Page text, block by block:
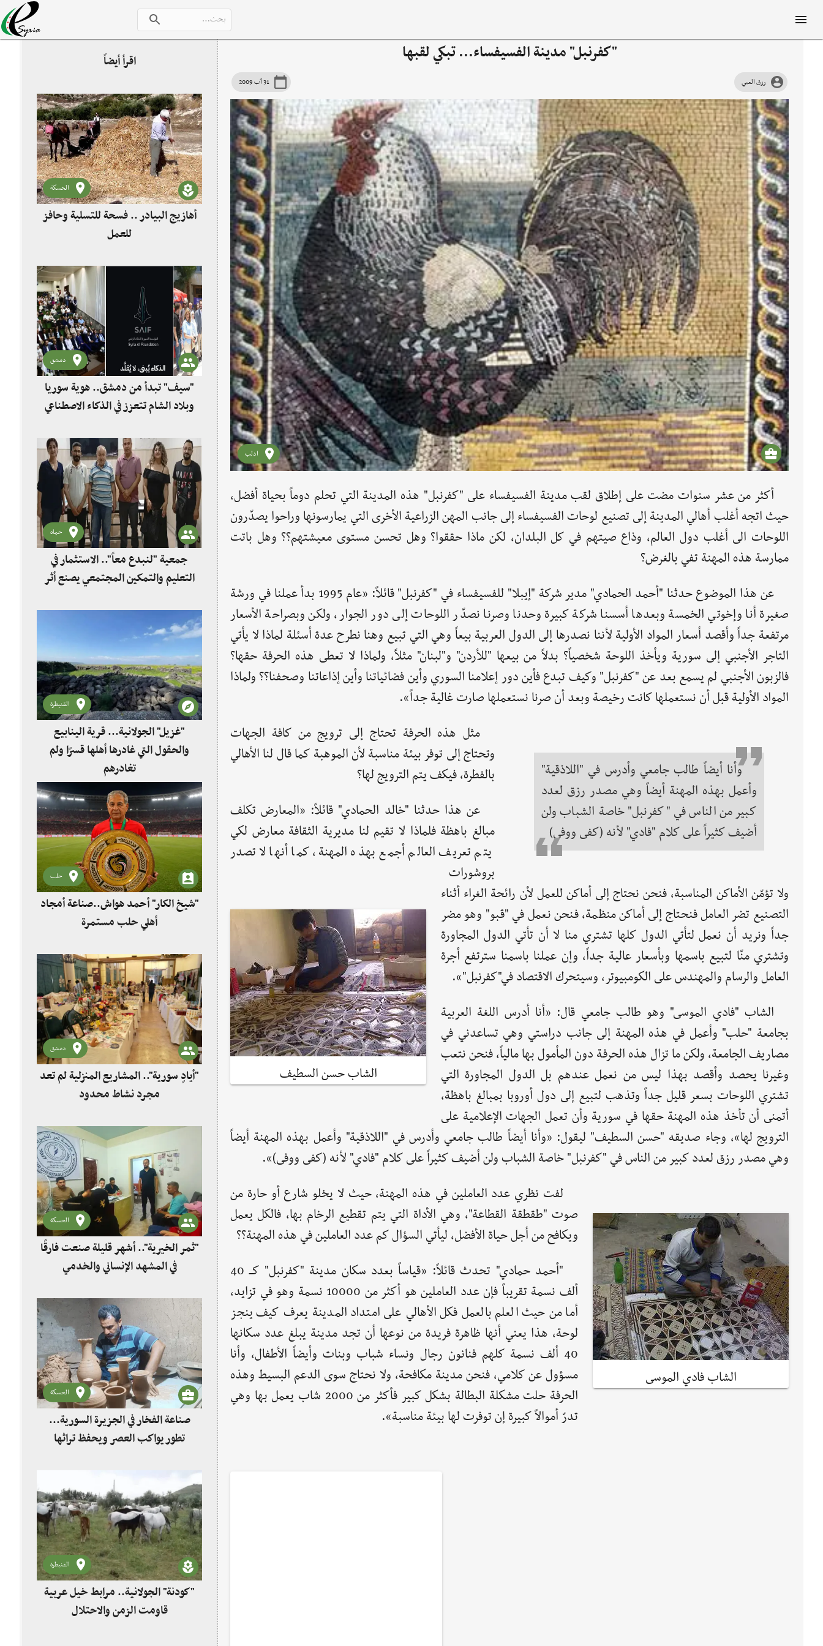
"كفرنبل" مدينة الفسيفساء... تبكي لقبها
رزق العبي 31 آب 2009
ادلب
أكثر من عشر سنوات مضت على إطلاق لقب مدينة الفسيفساء على "كفرنبل" هذه المدينة التي تحلم دوماً بحياة أفضل،
حيث اتجه أغلب أهالي المدينة إلى تصنيع لوحات الفسيفساء إلى جانب المهن الزراعية الأخرى التي يمارسونها وراحوا يصدّرون
اللوحات الى أغلب دول العالم، وذاع صيتهم في كل البلدان، لكن ماذا حققوا؟ وهل تحسن مستوى معيشتهم؟؟ وهل باتت
ممارسة هذه المهنة تفي بالغرض؟
عن هذا الموضوع حدثنا "أحمد الحمادي" مدير شركة "إيبلا" للفسيفساء في "كفرنبل" قائلاً: «عام 1995 بدأ عملنا في ورشة
صغيرة أنا وإخوتي الخمسة وبعدها أسسنا شركة كبيرة وحدنا وصرنا نصدّر اللوحات إلى دور الجوار، ولكن وبصراحة الأسعار
مرتفعة جداً وأقصد أسعار المواد الأولية لأننا نصدرها إلى الدول العربية بيعاً وهي التي تبيع وهنا نطرح عدة أسئلة لماذا لا يأتي
التاجر الأجنبي إلى سورية ويأخذ اللوحة شخصياً؟ بدلاً من بيعها "للأردن" و"لبنان" مثلاًَ، ولماذا لا تعطى هذه الحرفة حقها؟
فالزبون الأجنبي لم يسمع بعد عن "كفرنبل" وكيف تبدع فأين دور إعلامنا السوري وأين فضائياتنا وأين إذاعاتنا وصحفنا؟؟ ولماذا
المواد الأولية قبل أن نستعملها كانت رخيصة وبعد أن صرنا نستعملها صارت غالية جداً».
وأنا أيضاً طالب جامعي وأدرس في "اللاذقية"
وأعمل بهذه المهنة أيضاً وهي مصدر رزق لعدد
كبير من الناس في "كفرنبل" خاصة الشباب ولن
أضيف كثيراً على كلام "فادي" لأنه (كفى ووفى)
مثل هذه الحرفة تحتاج إلى ترويج من كافة الجهات
وتحتاج إلى توفر بيئة مناسبة لأن الموهبة كما قال لنا الأهالي
بالفطرة، فيكف يتم الترويج لها؟
الشاب حسن السطيف
عن هذا حدثنا "خالد الحمادي" قائلاً: «المعارض تكلف
مبالغ باهظة فلماذا لا تقيم لنا مديرية الثقافة معارض لكي
يتم تعريف العالم أجمع بهذه المهنة، كما أنها لا تصدر
بروشورات
ولا تؤمّن الأماكن المناسبة، فنحن نحتاج إلى أماكن للعمل لأن رائحة الغراء أثناء
التصنيع تضر العامل فنحتاج إلى أماكن منظمة، فنحن نعمل في "قبو" وهو مضر
جداً ونريد أن نعمل لتأتي الدول كلها تشتري منا لا أن تأتي الدول المجاورة
وتشتري منّا لتبيع باسمها وبأسعار عالية جداً، وإن عملنا باسمنا سترتفع أجرة
العامل والرسام والمهندس على الكومبيوتر، وسيتحرك الاقتصاد في"كفرنبل"».
الشاب "فادي الموسى" وهو طالب جامعي قال: «أنا أدرس اللغة العربية
بجامعة "حلب" وأعمل في هذه المهنة إلى جانب دراستي وهي تساعدني في
مصاريف الجامعة، ولكن ما تزال هذه الحرفة دون المأمول بها مالياً، فنحن نتعب
وغيرنا يحصد وأقصد بهذا ليس من نعمل عندهم بل الدول المجاورة التي
تشتري اللوحات بسعر قليل جداً وتذهب لتبيع إلى دول أوروبا بمبالغ باهظة،
أتمنى أن تأخذ هذه المهنة حقها في سورية وأن تعمل الجهات الإعلامية على
الترويج لها»، وجاء صديقه "حسن السطيف" ليقول: «وأنا أيضاً طالب جامعي وأدرس في "اللاذقية" وأعمل بهذه المهنة أيضاً
وهي مصدر رزق لعدد كبير من الناس في "كفرنبل" خاصة الشباب ولن أضيف كثيراً على كلام "فادي" لأنه (كفى ووفى)».
الشاب فادي الموسى
لفت نظري عدد العاملين في هذه المهنة، حيث لا يخلو شارع أو حارة من
صوت "طقطقة القطاعة"، وهي الأداة التي يتم تقطيع الرخام بها، فالكل يعمل
ويكافح من أجل حياة الأفضل، ليأتي السؤال كم عدد العاملين في هذه المهنة؟؟
"أحمد حمادي" تحدث قائلاً: «قياساً بعدد سكان مدينة "كفرنبل" كــ 40
ألف نسمة تقريباً فإن عدد العاملين هو أكثر من 10000 نسمة وهو في تزايد،
أما من حيث العلم بالعمل فكل الأهالي على امتداد المدينة يعرف كيف ينجز
لوحة، هذا يعني أنها ظاهرة فريدة من نوعها أن تجد مدينة يبلغ عدد سكانها
40 ألف نسمة كلهم فنانون رجال ونساء شباب وبنات وأيضاً الأطفال، وأنا
مسؤول عن كلامي، فنحن مدينة مكافحة، ولا نحتاج سوى الدعم البسيط وهذه
الحرفة حلت مشكلة البطالة بشكل كبير فأكثر من 2000 شاب يعمل بها وهي
تدرّ أموالاً كبيرة إن توفرت لها بيئة مناسبة».
اقرأ أيضاً
الحسكة
أهازيج البيادر .. فسحة للتسلية وحافز
للعمل
دمشق
"سيف" تبدأ من دمشق.. هوية سوريا
وبلاد الشام تتعزز في الذكاء الاصطناعي
حماه
جمعية "لنبدع معاً".. الاستثمار في
التعليم والتمكين المجتمعي يصنع أثر
القنيطرة
"غزيل" الجولانية... قرية الينابيع
والحقول التي غادرها أهلها قسرًا ولم
تغادرهم
حلب
"شيخ الكار" أحمد هواش..صناعة أمجاد
أهلي حلب مستمرة
دمشق
"أيادٍ سورية".. المشاريع المنزلية لم تعد
مجرد نشاط محدود
الحسكة
"ثمر الخيرية".. أشهر قليلة صنعت فارقًا
في المشهد الإنساني والخدمي
الحسكة
صناعة الفخار في الجزيرة السورية...
تطور يواكب العصر ويحفظ تراثها
القنيطرة
"كودنة" الجولانية.. مرابط خيل عربية
قاومت الزمن والاحتلال